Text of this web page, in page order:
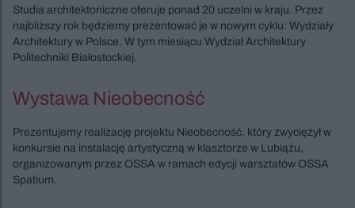
Studia architektoniczne oferuje ponad 20 uczelni w kraju. Przez
najbliższy rok będziemy prezentować je w nowym cyklu: Wydziały
Architektury w Polsce. W tym miesiącu Wydział Architektury
Politechniki Białostockiej.
Wystawa Nieobecność
Prezentujemy realizację projektu Nieobecność, który zwyciężył w
konkursie na instalację artystyczną w klasztorze w Lubiążu,
organizowanym przez OSSA w ramach edycji warsztatów OSSA
Spatium.